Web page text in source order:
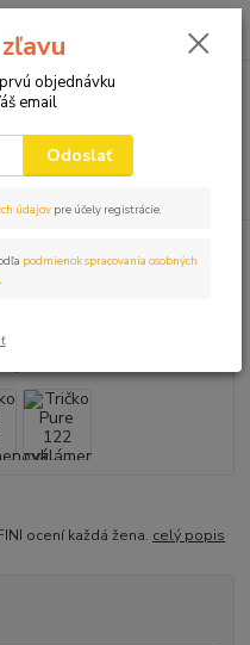
0,00 EUR
ocení každá žena. celý popis
objednávku
email
Odoslať
údajov pre účely registrácie.
podmienok spracovania osobných
.